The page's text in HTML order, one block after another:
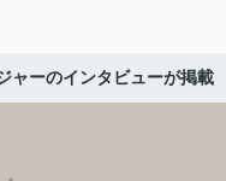
ャーのインタビューが掲載